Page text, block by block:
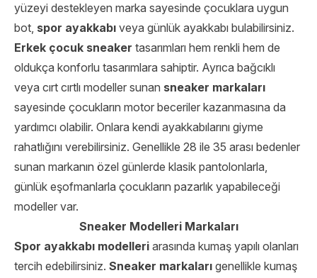
yüzeyi destekleyen marka sayesinde çocuklara uygun
bot, spor ayakkabı veya günlük ayakkabı bulabilirsiniz.
Erkek çocuk sneaker tasarımları hem renkli hem de
oldukça konforlu tasarımlara sahiptir. Ayrıca bağcıklı
veya cırt cırtlı modeller sunan sneaker markaları
sayesinde çocukların motor beceriler kazanmasına da
yardımcı olabilir. Onlara kendi ayakkabılarını giyme
rahatlığını verebilirsiniz. Genellikle 28 ile 35 arası bedenler
sunan markanın özel günlerde klasik pantolonlarla,
günlük eşofmanlarla çocukların pazarlık yapabileceği
modeller var.
Sneaker Modelleri Markaları
Spor ayakkabı modelleri arasında kumaş yapılı olanları
tercih edebilirsiniz. Sneaker markaları genellikle kumaş